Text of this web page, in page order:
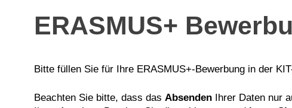
ERASMUS+
Bitte füllen Sie für Ihre ERASMUS+-Bewerbung in der
Beachten Sie bitte, dass das Absenden Ihrer Daten nur